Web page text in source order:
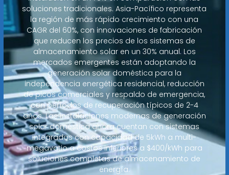
soluciones tradicionales. Asia-Pacífico representa
la región de más rápido crecimiento con una
CAGR del 60%, con innovaciones de fabricación
que reducen los precios de los sistemas de
almacenamiento solar en un 30% anual. Los
mercados emergentes están adoptando la
generación solar doméstica para la
independencia energética residencial, reducción
de picos comerciales y respaldo de emergencia,
con períodos de recuperación típicos de 2-4
años. Las instalaciones modernas de generación
solar doméstica ahora cuentan con sistemas
integrados con capacidad de 5kWh a multi-
megavatio a costos inferiores a $400/kWh para
soluciones completas de almacenamiento de
energía.